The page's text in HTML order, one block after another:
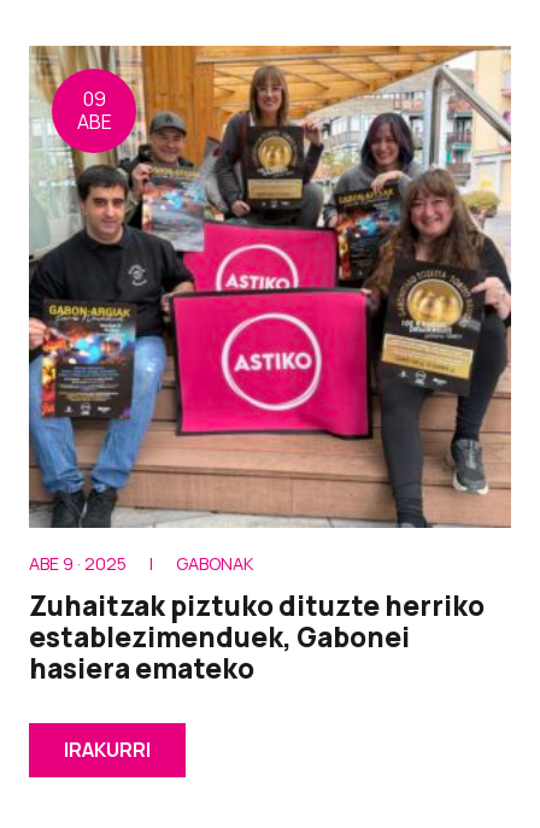
09
ABE
ABE 9 · 2025 | GABONAK
Zuhaitzak piztuko dituzte herriko
establezimenduek, Gabonei
hasiera emateko
IRAKURRI